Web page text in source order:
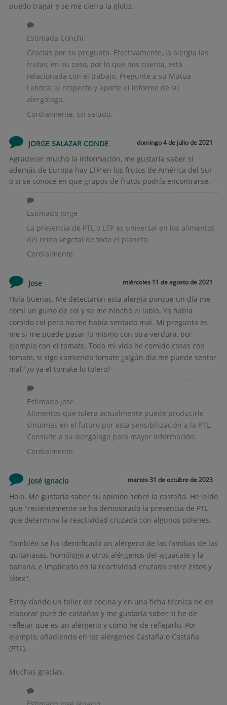
puedo tragar y se me cierra la glotis.
Estimada Conchi,
Gracias por su pregunta. Efectivamente, la alergia las
frutas, en su caso, por lo que nos cuenta, está
relacionada con el trabajo. Pregunte a su Mutua
Laboral al respecto y aporte el informe de su
alergólogo.
Cordialmente, un saludo.
JORGE SALAZAR CONDE domingo 4 de julio de 2021
Agradecer mucho la información, me gustaría saber si
además de Europa hay LTP en los frutos de América del Sur
o si se conoce en que grupos de frutos podría encontrarse.
Estimado Jorge
La presencia de PTL o LTP es universal en los alimentos
del reino vegetal de todo el planeta.
Cordialmente
Jose miércoles 11 de agosto de 2021
Hola buenas. Me detectaron esta alergia porque un día me
comí un guiso de col y se me hinchó el labio. Ya había
comido col pero no me había sentado mal. Mi pregunta es
me si me puede pasar lo mismo con otra verdura, por
ejemplo con el tomate. Toda mi vida he comido cosas con
tomate, si sigo comiendo tomate ¿algún día me puede sentar
mal? ¿o ya el tomate lo tolero?
Estimado José
Alimentos que tolera actualmente puede producirle
síntomas en el futuro por esta sensibilización a la PTL.
Consulte a su alergólogo para mayor información.
Cordialmente
José Ignacio martes 31 de octubre de 2023
Hola. Me gustaría saber su opinión sobre la castaña. He leído
que "recientemente se ha demostrado la presencia de PTL
que determina la reactividad cruzada con algunos pólenes.
También se ha identificado un alérgeno de las familias de las
quitanasas, homólogo a otros alérgenos del aguacate y la
banana, e implicado en la reactividad cruzada entre éstos y
látex".
Estoy dando un taller de cocina y en una ficha técnica he de
elaborar puré de castañas y me gustaría saber si he de
reflejar que es un alérgeno y cómo he de reflejarlo. Por
ejemplo, añadiendo en los alérgenos Castaña o Castaña
(PTL).
Muchas gracias.